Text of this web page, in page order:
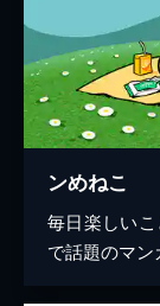
ンめねこ
毎日楽しい
で話題のマン